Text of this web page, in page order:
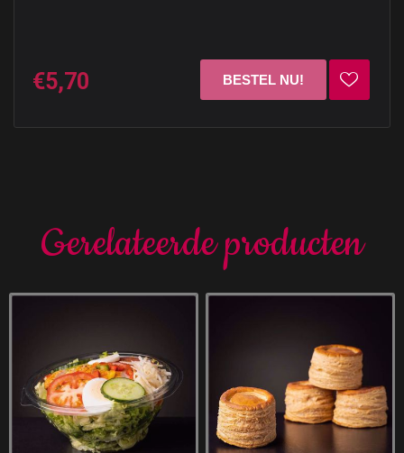
€5,70
Gerelateerde producten